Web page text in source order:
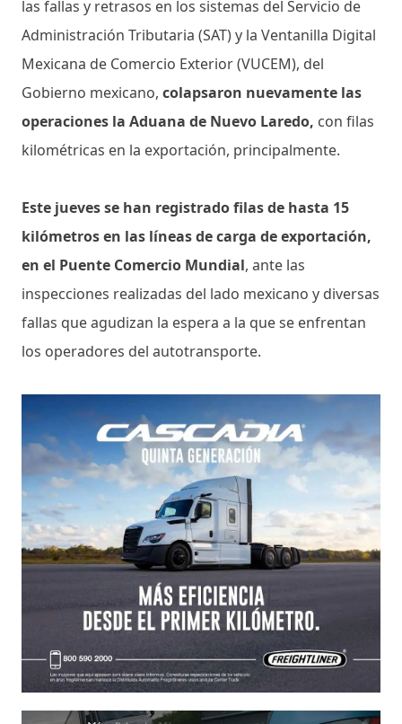
las fallas y retrasos en los sistemas del Servicio de
Administración Tributaria (SAT) y la Ventanilla Digital
Mexicana de Comercio Exterior (VUCEM), del
Gobierno mexicano, colapsaron nuevamente las
operaciones la Aduana de Nuevo Laredo, con filas
kilométricas en la exportación, principalmente.
Este jueves se han registrado filas de hasta 15
kilómetros en las líneas de carga de exportación,
en el Puente Comercio Mundial, ante las
inspecciones realizadas del lado mexicano y diversas
fallas que agudizan la espera a la que se enfrentan
los operadores del autotransporte.